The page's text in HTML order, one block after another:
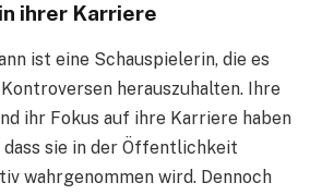
ihrer Karriere
ist eine Schauspielerin, die es
herauszuhalten. Ihre
ihr Fokus auf ihre Karriere haben
dass sie in der Öffentlichkeit
wahrgenommen wird. Dennoch